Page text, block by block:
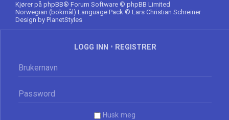
Kjører på phpBB® Forum Software © phpBB Limited
Norwegian (bokmål) Language Pack © Lars Christian Schreiner
Design by PlanetStyles
LOGG INN • REGISTRER
Husk meg